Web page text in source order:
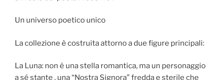
Un universo poetico unico
La collezione è costruita attorno a due figure principali:
La Luna: non è una stella romantica, ma un personaggio
a sé stante , una “Nostra Signora” fredda e sterile che